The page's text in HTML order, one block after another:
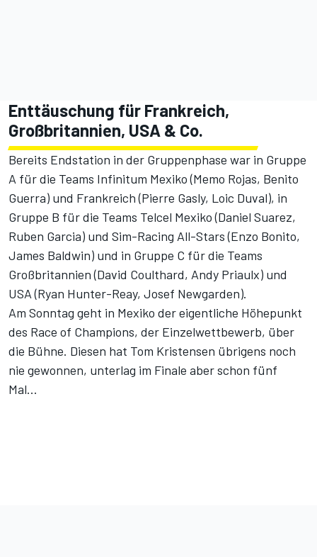
Enttäuschung für Frankreich,
Großbritannien, USA & Co.
Bereits Endstation in der Gruppenphase war in Gruppe
A für die Teams Infinitum Mexiko (Memo Rojas, Benito
Guerra) und Frankreich (Pierre Gasly, Loic Duval), in
Gruppe B für die Teams Telcel Mexiko (Daniel Suarez,
Ruben Garcia) und Sim-Racing All-Stars (Enzo Bonito,
James Baldwin) und in Gruppe C für die Teams
Großbritannien (David Coulthard, Andy Priaulx) und
USA (Ryan Hunter-Reay, Josef Newgarden).
Am Sonntag geht in Mexiko der eigentliche Höhepunkt
des Race of Champions, der Einzelwettbewerb, über
die Bühne. Diesen hat Tom Kristensen übrigens noch
nie gewonnen, unterlag im Finale aber schon fünf
Mal...